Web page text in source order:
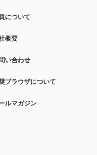
について
概要
い合わせ
ブラウザについて
ルマガジン